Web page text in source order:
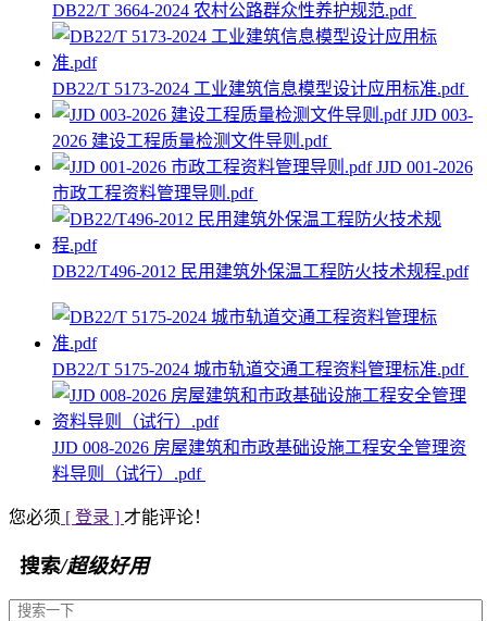
DB22/T 3664-2024 农村公路群众性养护规范.pdf
DB22/T 5173-2024 工业建筑信息模型设计应用标准.pdf
JJD 003-
2026 建设工程质量检测文件导则.pdf
JJD 001-2026
市政工程资料管理导则.pdf
DB22/T496-2012 民用建筑外保温工程防火技术规程.pdf
DB22/T 5175-2024 城市轨道交通工程资料管理标准.pdf
JJD 008-2026 房屋建筑和市政基础设施工程安全管理资
料导则（试行）.pdf
您必须 [ 登录 ] 才能评论！
搜索/超级好用